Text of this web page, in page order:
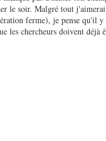
le soir. Malgré tout
ferme), je pense qu'il y
les chercheurs doivent déjà